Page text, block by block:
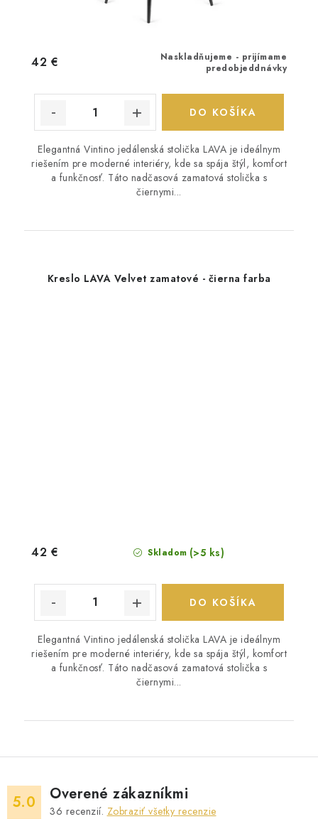
Naskladňujeme - prijímame
predobjeddnávky
42 €
DO KOŠÍKA
Elegantná Vintino jedálenská stolička LAVA je ideálnym
riešením pre moderné interiéry, kde sa spája štýl, komfort
a funkčnosť. Táto nadčasová zamatová stolička s
čiernymi...
Kreslo LAVA Velvet zamatové - čierna farba
Skladom (>5 ks)
42 €
DO KOŠÍKA
Elegantná Vintino jedálenská stolička LAVA je ideálnym
riešením pre moderné interiéry, kde sa spája štýl, komfort
a funkčnosť. Táto nadčasová zamatová stolička s
čiernymi...
5.0 Overené zákazníkmi
36 recenzií. Zobraziť všetky recenzie